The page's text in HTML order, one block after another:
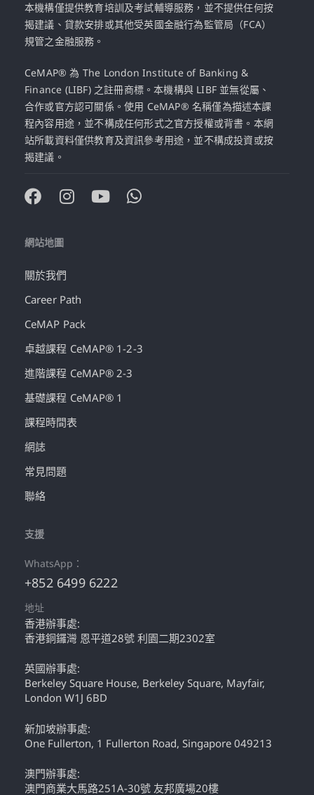
本機構僅提供教育培訓及考試輔導服務，並不提供任何按
揭建議、貸款安排或其他受英國金融行為監管局（FCA）
規管之金融服務。
CeMAP® 為 The London Institute of Banking &
Finance (LIBF) 之註冊商標。本機構與 LIBF 並無從屬、
合作或官方認可關係。使用 CeMAP® 名稱僅為描述本課
程內容用途，並不構成任何形式之官方授權或背書。本網
站所載資料僅供教育及資訊參考用途，並不構成投資或按
揭建議。
網站地圖
關於我們
Career Path
CeMAP Pack
卓越課程 CeMAP® 1-2-3
進階課程 CeMAP® 2-3
基礎課程 CeMAP® 1
課程時間表
網誌
常見問題
聯絡
支援
WhatsApp：
+852 6499 6222
地址
香港辦事處:
香港銅鑼灣 恩平道28號 利園二期2302室
英國辦事處:
Berkeley Square House, Berkeley Square, Mayfair,
London W1J 6BD
新加坡辦事處:
One Fullerton, 1 Fullerton Road, Singapore 049213
澳門辦事處:
澳門商業大馬路251A-30號 友邦廣場20樓